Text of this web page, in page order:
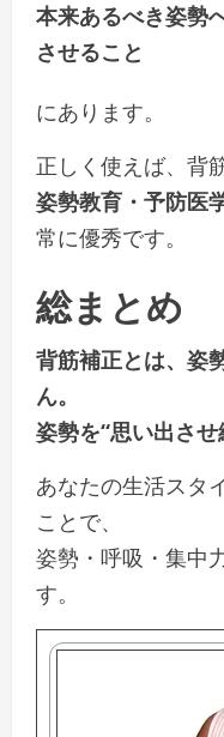
本来あるべき姿勢
させること
にあります。
正しく使えば、背
姿勢教育・予防医
常に優秀です。
総まとめ
背筋補正とは、姿
ん。
姿勢を“思い出させ
あなたの生活スタ
ことで、
姿勢・呼吸・集中
す。